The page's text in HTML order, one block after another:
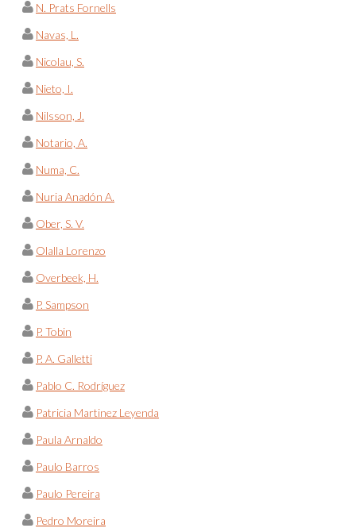
N. Prats Fornells
Navas, L.
Nicolau, S.
Nieto, I.
Nilsson, J.
Notario, A.
Numa, C.
Nuria Anadón A.
Ober, S. V.
Olalla Lorenzo
Overbeek, H.
P. Sampson
P. Tobin
P. A. Galletti
Pablo C. Rodríguez
Patricia Martinez Leyenda
Paula Arnaldo
Paulo Barros
Paulo Pereira
Pedro Moreira